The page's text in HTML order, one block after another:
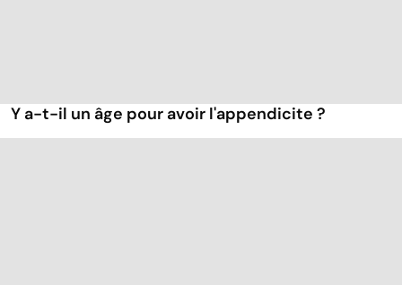
Y a-t-il un âge pour avoir l'appendicite ?